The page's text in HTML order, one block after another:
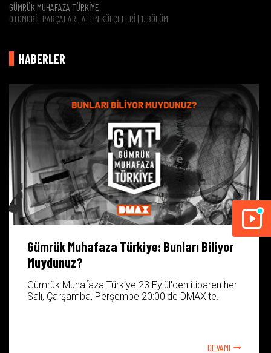
GÜMRÜK MUHAFAZA TÜRKİYE
OTOMOBIL PARÇALARI, ALTIN KÜLÇELERI | 1. BÖLÜM
HABERLER
Gümrük Muhafaza Türkiye: Bunları Biliyor
Muydunuz?
Gümrük Muhafaza Türkiye 23 Eylül'den itibaren her
Salı, Çarşamba, Perşembe 20:00'de DMAX'te.
DEVAMI